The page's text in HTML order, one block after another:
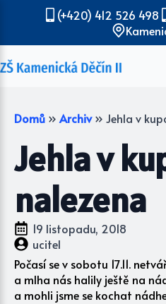
(+420) 412 526 498
Domů » Archiv » Jehla v
Jehla v
nalezena
19 listopadu, 2018
ucitel
Počasí se v sobotu 17.11.
a mlha nás halily ještě na
a mohli jsme se kochat